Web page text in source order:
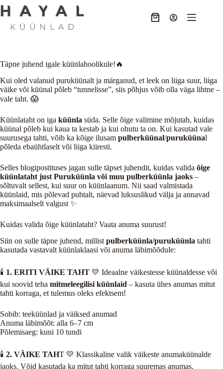
Skip
to
content
Ostukorv
Täpne juhend igale küünlahoolikule!🔥
Kui oled valanud puruküünalt ja märganud, et leek on liiga suur, liiga
väike või küünal põleb “tunnelisse”, siis põhjus võib olla väga lihtne –
vale taht. 😱
Küünlataht on iga küünla süda. Selle õige valimine mõjutab, kuidas
küünal põleb kui kaua ta kestab ja kui ohutu ta on. Kui kasutad vale
suurusega tahti, võib ka kõige ilusam pulberküünal/puruküünal
põleda ebaühtlaselt või liiga kiiresti.
Selles blogipostituses jagan sulle täpset juhendit, kuidas valida õige
küünlataht just Puruküünla või muu pulberküünla jaoks –
sõltuvalt sellest, kui suur on küünlaanum. Nii saad valmistada
küünlaid, mis põlevad puhtalt, näevad luksuslikud välja ja annavad
maksimaalselt valgust ✨
Kuidas valida õige küünlataht? Vaata anuma suurust!
Siin on sulle täpne juhend, millist pulberküünla/puruküünla tahti
kasutada vastavalt küünlaklaasi või anuma läbimõõdule:
🕯️ 1. ERITI VÄIKE TAHT 💛 Ideaalne väikestesse küünaldesse või
kui soovid teha mitmeleegilisi küünlaid – kasuta ühes anumas mitut
tahti korraga, et tulemus oleks efektsem!
Sobib: teeküünlad ja väiksed anumad
Anuma läbimõõt: alla 6–7 cm
Põlemisaeg: kuni 10 tundi
🕯️ 2. VÄIKE TAHT 💛 Klassikaline valik väikeste anumaküünalde
jaoks. Võid kasutada ka mitut tahti korraga suuremas anumas.